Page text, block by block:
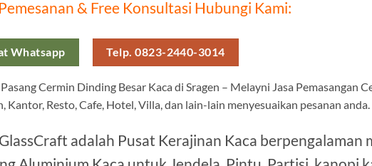
& Free Konsultasi Hubungi Kami:
Whatsapp Telp. 0823-2440-3014
Cermin Dinding Besar Kaca di Sragen – Melayni Jasa Pemasangan
Kantor, Resto, Cafe, Hotel, Villa, dan lain-lain menyesuaikan pesanan anda.
adalah Pusat Kerajinan Kaca berpengalaman